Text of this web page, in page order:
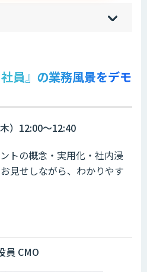
hi
]
sh
]
員』の業務風景をデモ
）12:00～12:40
トの概念・実用化・社内浸
見せしながら、わかりやす
員 CMO